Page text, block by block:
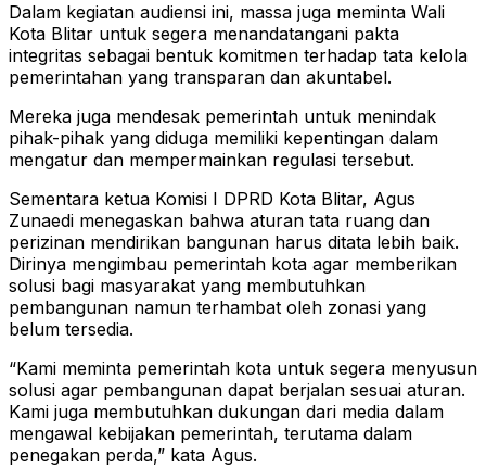
Dalam kegiatan audiensi ini, massa juga meminta Wali
Kota Blitar untuk segera menandatangani pakta
integritas sebagai bentuk komitmen terhadap tata kelola
pemerintahan yang transparan dan akuntabel.
Mereka juga mendesak pemerintah untuk menindak
pihak-pihak yang diduga memiliki kepentingan dalam
mengatur dan mempermainkan regulasi tersebut.
Sementara ketua Komisi I DPRD Kota Blitar, Agus
Zunaedi menegaskan bahwa aturan tata ruang dan
perizinan mendirikan bangunan harus ditata lebih baik.
Dirinya mengimbau pemerintah kota agar memberikan
solusi bagi masyarakat yang membutuhkan
pembangunan namun terhambat oleh zonasi yang
belum tersedia.
“Kami meminta pemerintah kota untuk segera menyusun
solusi agar pembangunan dapat berjalan sesuai aturan.
Kami juga membutuhkan dukungan dari media dalam
mengawal kebijakan pemerintah, terutama dalam
penegakan perda,” kata Agus.